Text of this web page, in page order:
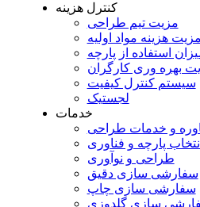
کنترل هزینه
مزیت تیم طراحی
مزیت هزینه مواد اولیه
استفاده از پارچه
بهره وری کارگران
سیستم کنترل کیفیت
لجستیک
خدمات
و خدمات طراحی
انتخاب پارچه و فناوری
طراحی و نوآوری
سفارشی سازی دقیق
سفارشی سازی چاپ
سازی گلدوزی